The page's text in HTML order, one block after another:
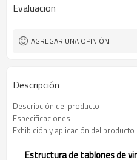
Evaluacion
AGREGAR UNA OPINIÓN
Descripción
Descripción del producto
Especificaciones
Exhibición y aplicación del producto
Estructura de tablones de